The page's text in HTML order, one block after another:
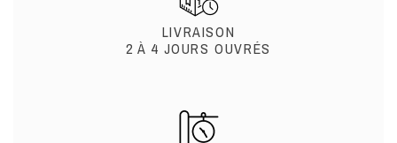
LIVRAISON
2 À 4 JOURS OUVRÉS